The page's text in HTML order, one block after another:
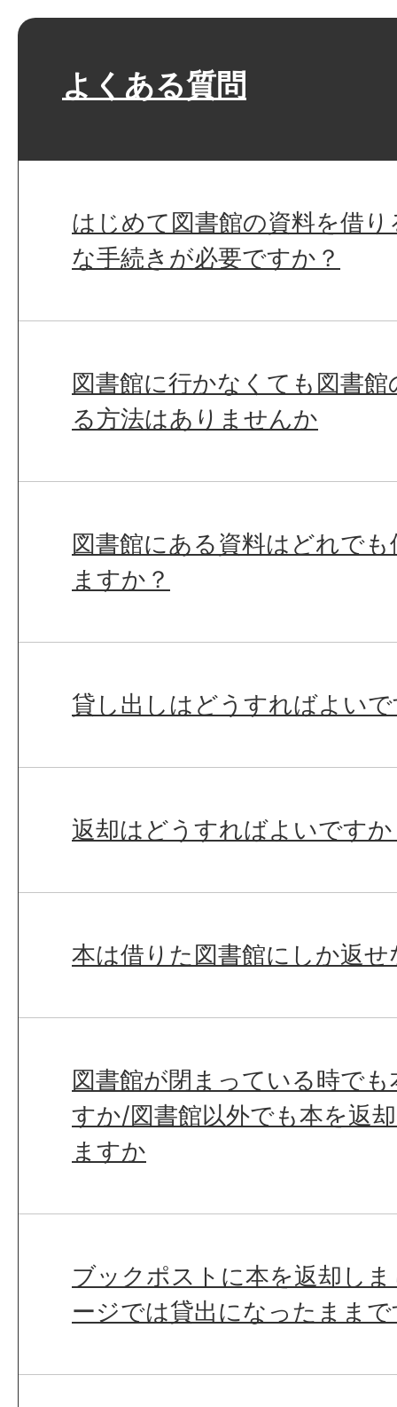
よくある質問
はじめて図書館の資料を借
な手続きが必要ですか？
図書館に行かなくても図書
る方法はありませんか
図書館にある資料はどれで
ますか？
貸し出しはどうすればよい
返却はどうすればよいです
本は借りた図書館にしか返
図書館が閉まっている時で
すか/図書館以外でも本を返
ますか
ブックポストに本を返却し
ージでは貸出になったまま